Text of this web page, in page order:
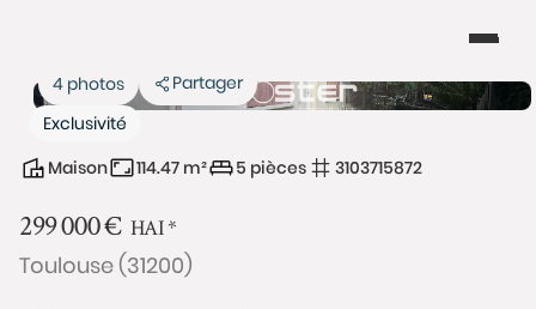
Exclusivité
4 photos Partager
Maison 114.47 m² 5 pièces 3103715872
299 000€ HAI*
Toulouse (31200)